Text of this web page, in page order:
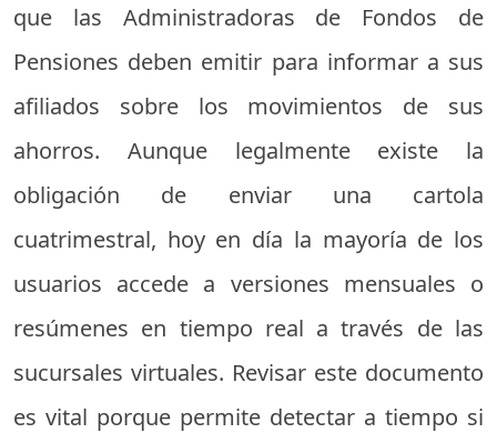
que las Administradoras de Fondos de
Pensiones deben emitir para informar a sus
afiliados sobre los movimientos de sus
ahorros. Aunque legalmente existe la
obligación de enviar una cartola
cuatrimestral, hoy en día la mayoría de los
usuarios accede a versiones mensuales o
resúmenes en tiempo real a través de las
sucursales virtuales. Revisar este documento
es vital porque permite detectar a tiempo si